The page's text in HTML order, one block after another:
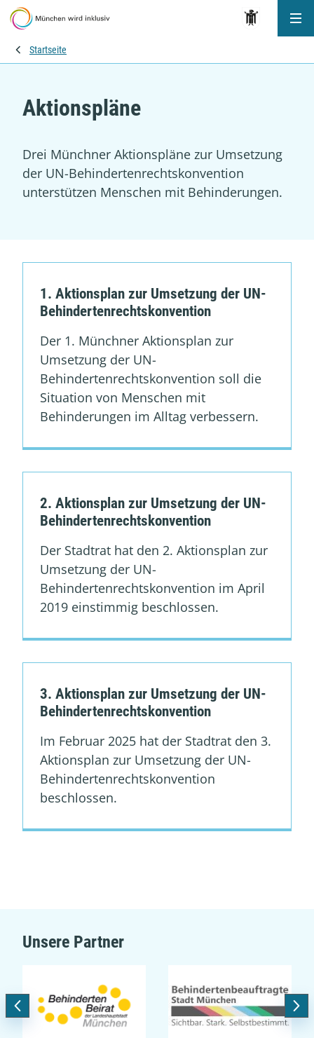
Startseite
Aktionspläne
Drei Münchner Aktionspläne zur Umsetzung
der UN-Behindertenrechtskonvention
unterstützen Menschen mit Behinderungen.
1. Aktionsplan zur Umsetzung der UN-
Behindertenrechtskonvention
Der 1. Münchner Aktionsplan zur
Umsetzung der UN-
Behindertenrechtskonvention soll die
Situation von Menschen mit
Behinderungen im Alltag verbessern.
2. Aktionsplan zur Umsetzung der UN-
Behindertenrechtskonvention
Der Stadtrat hat den 2. Aktionsplan zur
Umsetzung der UN-
Behindertenrechtskonvention im April
2019 einstimmig beschlossen.
3. Aktionsplan zur Umsetzung der UN-
Behindertenrechtskonvention
Im Februar 2025 hat der Stadtrat den 3.
Aktionsplan zur Umsetzung der UN-
Behindertenrechtskonvention
beschlossen.
Unsere Partner